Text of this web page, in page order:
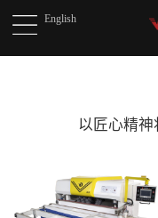
English
以匠心精神